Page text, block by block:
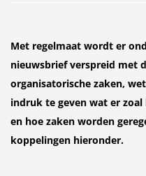
Met regelmaat wordt er
nieuwsbrief verspreid met
organisatorische zaken,
indruk te geven wat er
en hoe zaken worden
koppelingen hieronder.